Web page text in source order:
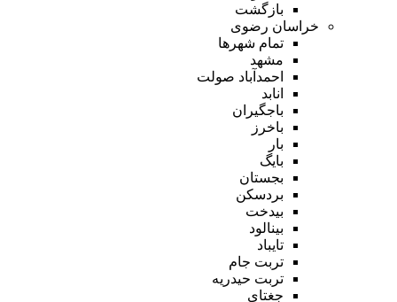
بازگشت
خراسان رضوی
تمام شهر‌ها
مشهد
احمدآباد صولت
انابد
باجگیران
باخرز
بار
بایگ
بجستان
بردسکن
بیدخت
بینالود
تایباد
تربت جام
تربت حیدریه
جغتای